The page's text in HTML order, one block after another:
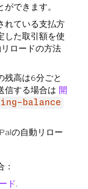
できます。
れている支払方
した取引額を使
ロードの方法
残高は6分ごと
信する場合は 開
balance
の自動リロー
ド.